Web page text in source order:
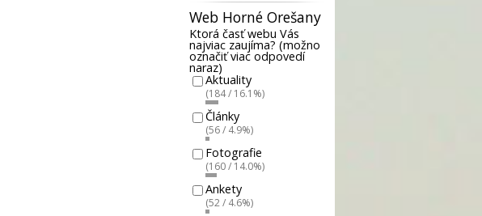
Web Horné Orešany
Ktorá časť webu Vás
najviac zaujíma? (možno
označiť viac odpovedí
naraz)
Aktuality
(184 / 16.1%)
Články
(56 / 4.9%)
Fotografie
(160 / 14.0%)
Ankety
(52 / 4.6%)